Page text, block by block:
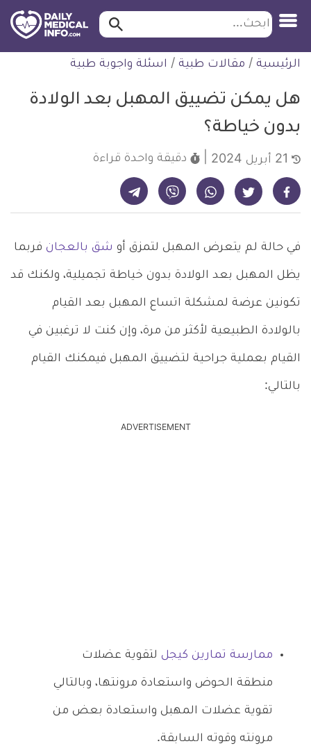
التخطي
للمحتوى
طبية
ابحث ابحث…
الرئيسية / مقالات طبية / اسئلة واجوبة طبية
هل يمكن تضييق المهبل بعد الولادة
بدون خياطة؟
دقيقة واحدة قراءة
شارك على فيسبوك - ديلي ميديكال انفو شارك على تويتر - ديلي ميديكال انفو شارك على واتساب - ديلي ميديكال انفو شارك على فايبر - ديلي ميديكال انفو شارك على تيليجرام - ديلي ميديكال انفو
في حالة لم يتعرض المهبل لتمزق أو شق بالعجان فربما
يظل المهبل بعد الولادة بدون خياطة تجميلية، ولكنك قد
تكونين عرضة لمشكلة اتساع المهبل بعد القيام
بالولادة الطبيعية لأكثر من مرة، وإن كنت لا ترغبين في
القيام بعملية جراحية لتضييق المهبل فيمكنك القيام
بالتالي:
ADVERTISEMENT
ممارسة تمارين كيجل لتقوية عضلات
منطقة الحوض واستعادة مرونتها، وبالتالي
تقوية عضلات المهبل واستعادة بعض من
مرونته وقوته السابقة.